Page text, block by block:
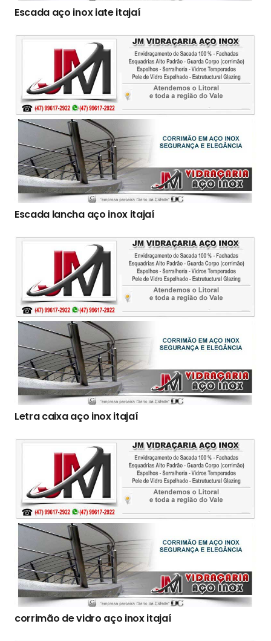
Escada aço inox iate itajaí
Escada lancha aço inox itajaí
Letra caixa aço inox itajaí
corrimão de vidro aço inox itajaí